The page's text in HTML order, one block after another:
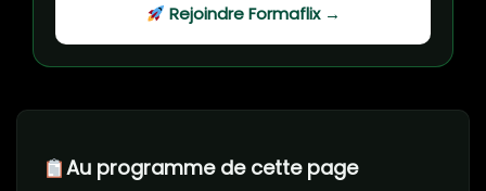
Au programme de cette page
Rejoindre Formaflix →